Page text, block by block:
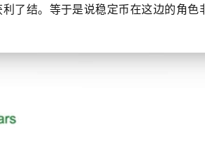
了结。等于是说稳定币在这边的角